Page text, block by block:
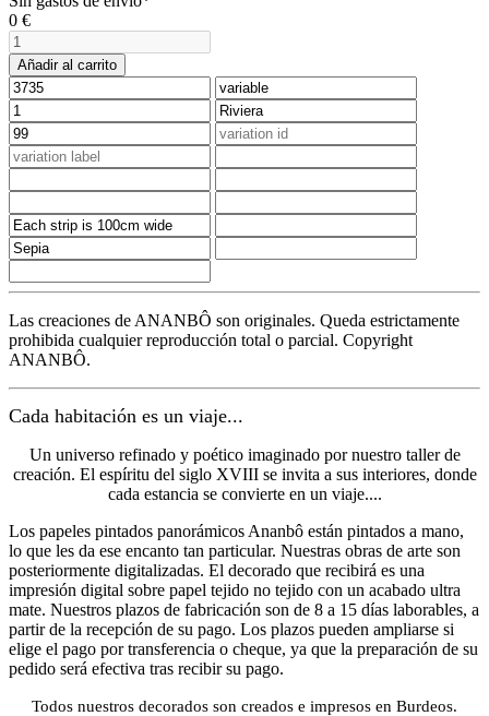
0 €
Añadir al carrito
Las creaciones de ANANBÔ son originales. Queda estrictamente
prohibida cualquier reproducción total o parcial. Copyright
ANANBÔ.
Cada habitación es un viaje...
Un universo refinado y poético imaginado por nuestro taller de
creación. El espíritu del siglo XVIII se invita a sus interiores, donde
cada estancia se convierte en un viaje....
Los papeles pintados panorámicos Ananbô están pintados a mano,
lo que les da ese encanto tan particular. Nuestras obras de arte son
posteriormente digitalizadas. El decorado que recibirá es una
impresión digital sobre papel tejido no tejido con un acabado ultra
mate. Nuestros plazos de fabricación son de 8 a 15 días laborables, a
partir de la recepción de su pago. Los plazos pueden ampliarse si
elige el pago por transferencia o cheque, ya que la preparación de su
pedido será efectiva tras recibir su pago.
Todos nuestros decorados son creados e impresos en Burdeos.